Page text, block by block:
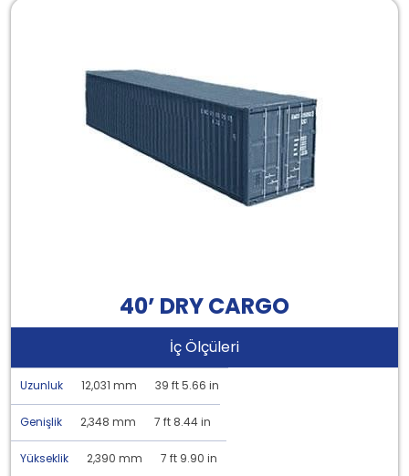
40’ DRY CARGO
İç Ölçüleri
Uzunluk 12,031 mm 39 ft 5.66 in
Genişlik 2,348 mm 7 ft 8.44 in
Yükseklik 2,390 mm 7 ft 9.90 in